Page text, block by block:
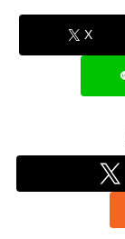
X